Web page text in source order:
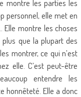
montre les parties les
personnel, elle met en
Elle montre les choses
plus que la plupart des
montrer, ce qui n’est
elle. C’est peut-être
entendre les
honnêteté. Elle a donc